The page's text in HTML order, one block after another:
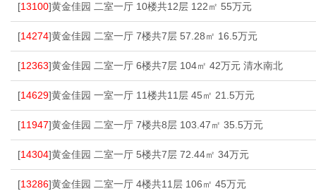
[13100]黄金佳园 二室一厅 10楼共12层 122㎡ 55万元
[14274]黄金佳园 二室一厅 7楼共7层 57.28㎡ 16.5万元
[12363]黄金佳园 二室一厅 6楼共7层 104㎡ 42万元 清水南北
[14629]黄金佳园 一室一厅 11楼共11层 45㎡ 21.5万元
[11947]黄金佳园 二室一厅 7楼共8层 103.47㎡ 35.5万元
[14304]黄金佳园 二室一厅 5楼共7层 72.44㎡ 34万元
[13286]黄金佳园 二室一厅 4楼共11层 106㎡ 45万元